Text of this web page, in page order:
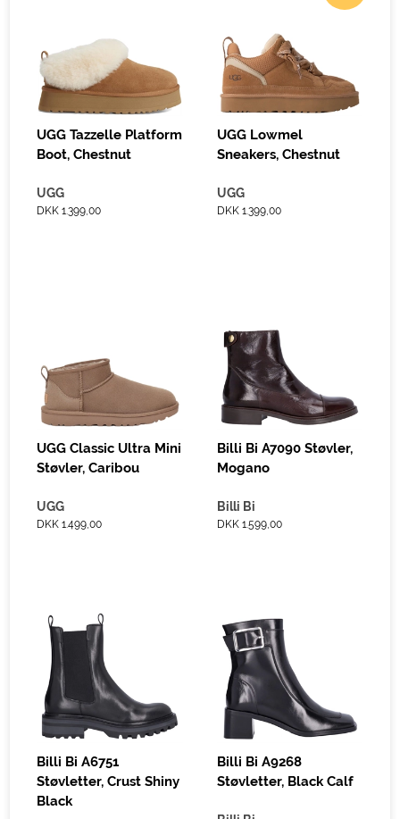
UGG Tazzelle Platform
Boot, Chestnut
UGG
DKK 1.399,00
UGG Lowmel
Sneakers, Chestnut
UGG
DKK 1.399,00
UGG Classic Ultra Mini
Støvler, Caribou
UGG
DKK 1.499,00
Billi Bi A7090 Støvler,
Mogano
Billi Bi
DKK 1.599,00
Billi Bi A6751
Støvletter, Crust Shiny
Black
Billi Bi A9268
Støvletter, Black Calf